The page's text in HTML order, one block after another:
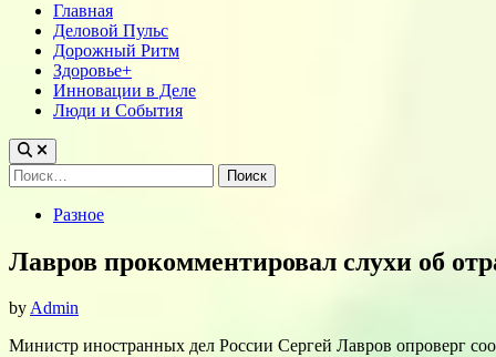
Главная
Деловой Пульс
Дорожный Ритм
Здоровье+
Инновации в Деле
Люди и События
Найти:
PostedРазное
Лавров прокомментировал слухи об
byAdmin
Министр иностранных дел России Сергей Лавров опроверг